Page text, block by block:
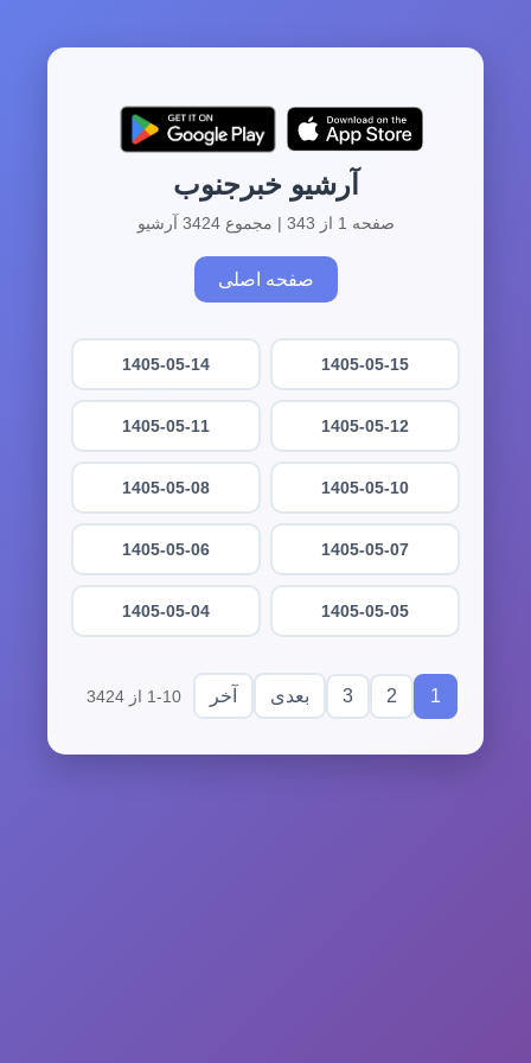
آرشیو خبرجنوب
صفحه 1 از 343 | مجموع 3424 آرشیو
صفحه اصلی
1405-05-15
1405-05-14
1405-05-12
1405-05-11
1405-05-10
1405-05-08
1405-05-07
1405-05-06
1405-05-05
1405-05-04
1
2
3 بعدی آخر 1-10 از 3424